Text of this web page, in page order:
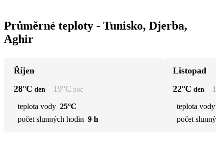
Průměrné teploty - Tunisko, Djerba,
Aghir
Říjen
28°C den 19°C noc
teplota vody 25°C
počet slunných hodin 9 h
Listopad
22°C den
teplota vody
počet